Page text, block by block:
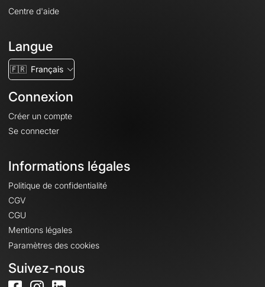
Centre d'aide
Langue
🇫🇷 Français
Connexion
Créer un compte
Se connecter
Informations légales
Politique de confidentialité
CGV
CGU
Mentions légales
Paramètres des cookies
Suivez-nous